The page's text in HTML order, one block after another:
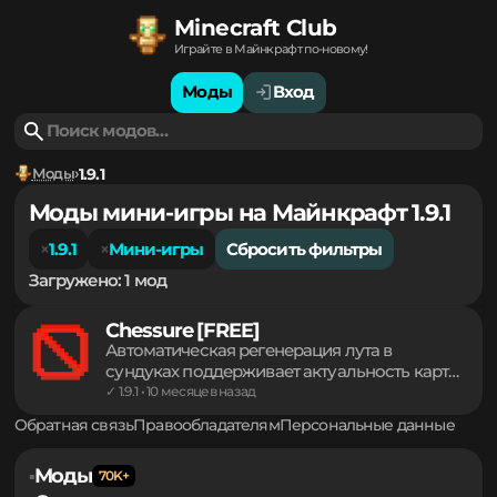
Minecraft Club
Играйте в Майнкрафт по-новому!
Моды Вход
Моды 1.9.1
Моды мини-игры на Майнкрафт 1.9.1
1.9.1 Мини-игры
Сбросить фильтры
Загружено: 1 мод
Chessure [FREE]
Автоматическая регенерация лута в
сундуках поддерживает актуальность карты
и стимулирует исследование мира. Гибкие
настройки позволяют внедрять
общие сокровища для PvP-арен. Система